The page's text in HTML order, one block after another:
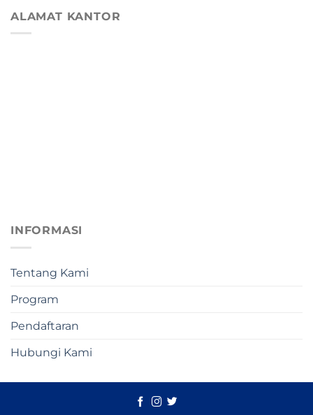
ALAMAT KANTOR
INFORMASI
Tentang Kami
Program
Pendaftaran
Hubungi Kami